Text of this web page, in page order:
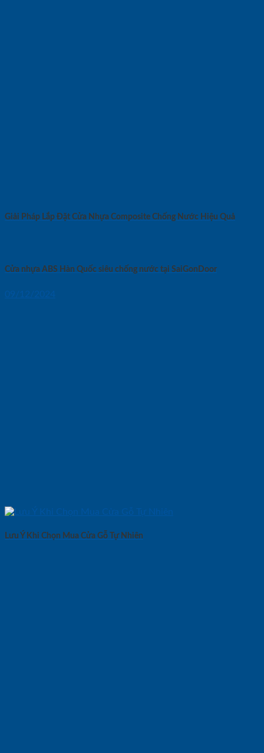
Giải Pháp Lắp Đặt Cửa Nhựa Composite Chống Nước Hiệu Quả
Cửa nhựa ABS Hàn Quốc siêu chống nước tại SaiGonDoor
09/12/2024
Lưu Ý Khi Chọn Mua Cửa Gỗ Tự Nhiên